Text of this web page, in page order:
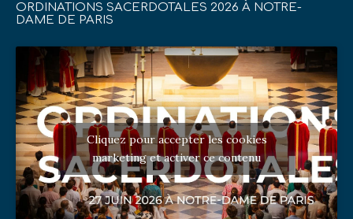
ORDINATIONS SACERDOTALES 2026 À NOTRE-
DAME DE PARIS
Cliquez pour accepter les cookies
marketing et activer ce contenu